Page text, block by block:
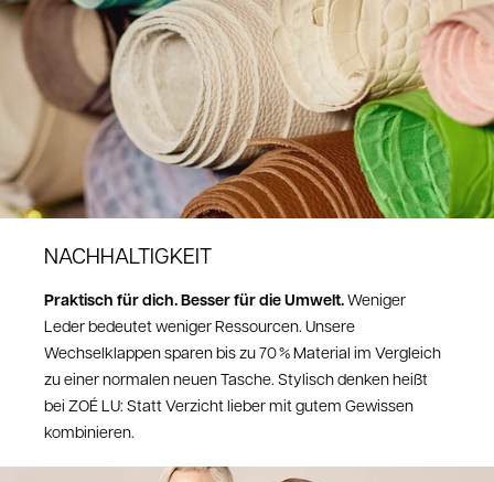
Sende uns dazu eine kurze Beschreibung des Mangels sowie ein Foto.
So können wir den Fall schnell prüfen.
Nach unserer Einschätzung erhältst du selbstverständlichein
kostenloses Retourenlabel von uns, damit du den Artikel unkompliziert
zurücksenden kannst
Bei Fragen wende dich bitte an: shop@zoelu.com
NACHHALTIGKEIT
Praktisch für dich. Besser für die Umwelt.Weniger
Leder bedeutet weniger Ressourcen. Unsere
Wechselklappen sparen bis zu 70 % Material im Vergleich
zu einer normalen neuen Tasche. Stylisch denken heißt
bei ZOÉ LU: Statt Verzicht lieber mit gutem Gewissen
kombinieren.